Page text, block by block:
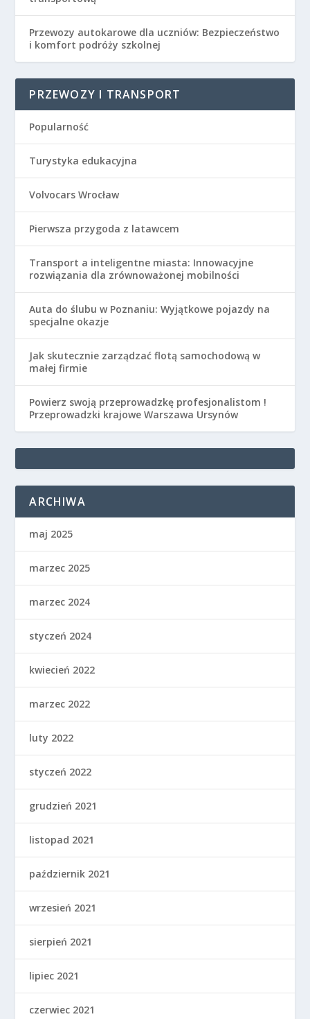
Przewozy autokarowe dla uczniów: Bezpieczeństwo
i komfort podróży szkolnej
PRZEWOZY I TRANSPORT
Popularność
Turystyka edukacyjna
Volvocars Wrocław
Pierwsza przygoda z latawcem
Transport a inteligentne miasta: Innowacyjne
rozwiązania dla zrównoważonej mobilności
Auta do ślubu w Poznaniu: Wyjątkowe pojazdy na
specjalne okazje
Jak skutecznie zarządzać flotą samochodową w
małej firmie
Powierz swoją przeprowadzkę profesjonalistom !
Przeprowadzki krajowe Warszawa Ursynów
ARCHIWA
maj 2025
marzec 2025
marzec 2024
styczeń 2024
kwiecień 2022
marzec 2022
luty 2022
styczeń 2022
grudzień 2021
listopad 2021
październik 2021
wrzesień 2021
sierpień 2021
lipiec 2021
czerwiec 2021